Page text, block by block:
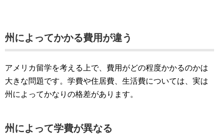
州によってかかる費用が違う
アメリカ留学を考える上で、費用がどの程度かかるのかは
大きな問題です。学費や住居費、生活費については、実は
州によってかなりの格差があります。
州によって学費が異なる